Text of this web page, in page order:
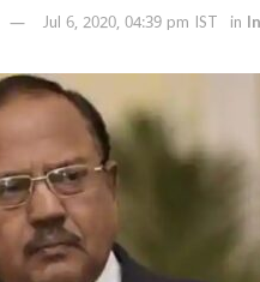
Jul 6, 2020, 04:39 pm IST in